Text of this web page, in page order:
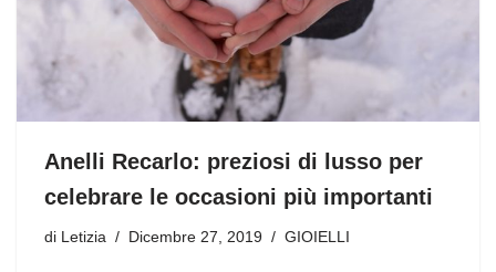
Anelli Recarlo: preziosi di lusso per
celebrare le occasioni più importanti
di Letizia Dicembre 27, 2019 GIOIELLI